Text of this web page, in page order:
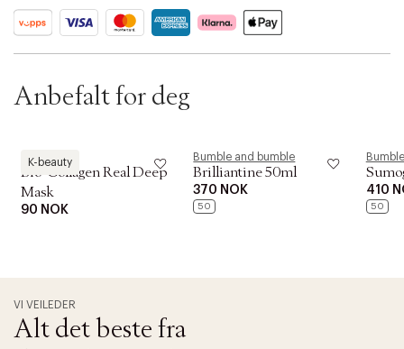
Anbefalt for deg
K-beauty
Biodance
Bio-Collagen Real Deep
Mask
90 NOK
Bumble and bumble
Brilliantine 50ml
370 NOK
50
410
50
VI VEILEDER
Alt det beste fra